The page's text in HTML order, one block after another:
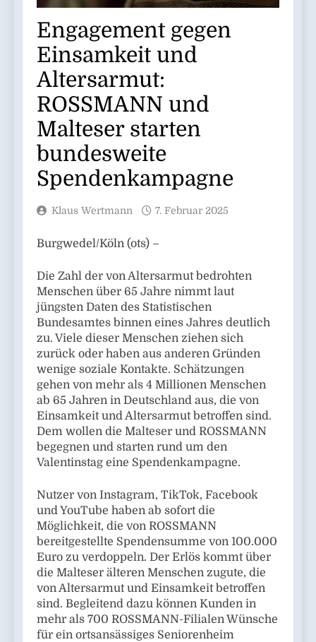
Engagement gegen
Einsamkeit und
Altersarmut:
ROSSMANN und
Malteser starten
bundesweite
Spendenkampagne
Klaus Wertmann 7. Februar 2025
Burgwedel/Köln (ots) –
Die Zahl der von Altersarmut bedrohten
Menschen über 65 Jahre nimmt laut
jüngsten Daten des Statistischen
Bundesamtes binnen eines Jahres deutlich
zu. Viele dieser Menschen ziehen sich
zurück oder haben aus anderen Gründen
wenige soziale Kontakte. Schätzungen
gehen von mehr als 4 Millionen Menschen
ab 65 Jahren in Deutschland aus, die von
Einsamkeit und Altersarmut betroffen sind.
Dem wollen die Malteser und ROSSMANN
begegnen und starten rund um den
Valentinstag eine Spendenkampagne.
Nutzer von Instagram, TikTok, Facebook
und YouTube haben ab sofort die
Möglichkeit, die von ROSSMANN
bereitgestellte Spendensumme von 100.000
Euro zu verdoppeln. Der Erlös kommt über
die Malteser älteren Menschen zugute, die
von Altersarmut und Einsamkeit betroffen
sind. Begleitend dazu können Kunden in
mehr als 700 ROSSMANN-Filialen Wünsche
für ein ortsansässiges Seniorenheim